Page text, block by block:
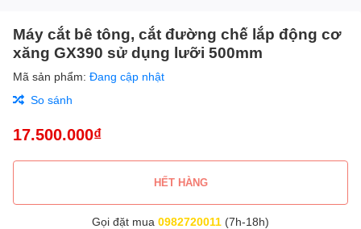
Máy cắt bê tông, cắt đường chế lắp động cơ
xăng GX390 sử dụng lưỡi 500mm
Mã sản phẩm: Đang cập nhật
So sánh
17.500.000₫
HẾT HÀNG
Gọi đặt mua 0982720011 (7h-18h)